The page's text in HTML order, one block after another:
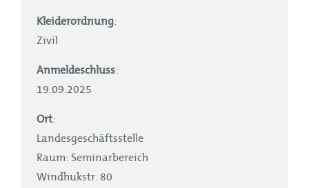
Kleiderordnung:
Zivil
Anmeldeschluss:
19.09.2025
Ort:
Landesgeschäftsstelle
Raum: Seminarbereich
Windhukstr. 80